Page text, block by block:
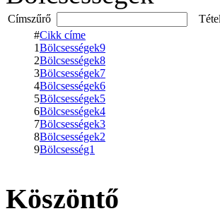
Címszűrő
#Cikk címe
1Bölcsességek9
2Bölcsességek8
3Bölcsességek7
4Bölcsességek6
5Bölcsességek5
6Bölcsességek4
7Bölcsességek3
8Bölcsességek2
9Bölcsesség1
Köszöntő